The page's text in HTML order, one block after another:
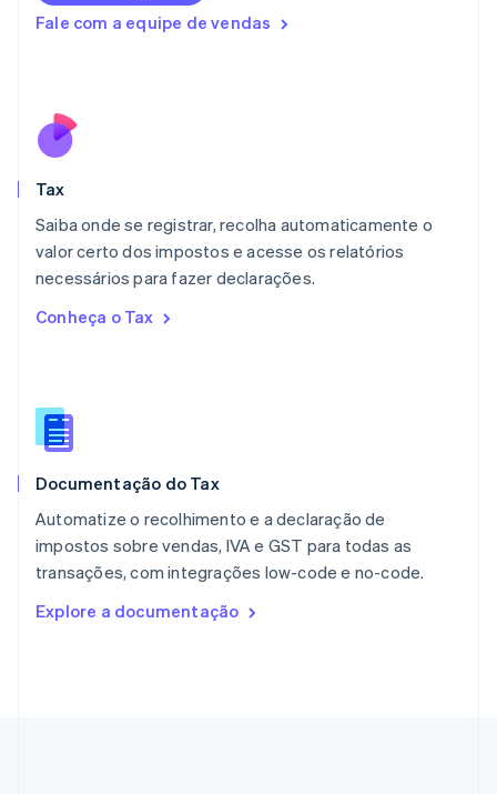
Fale com a equipe de vendas
Tax
Saiba onde se registrar, recolha automaticamente o
valor certo dos impostos e acesse os relatórios
necessários para fazer declarações.
Conheça o Tax
Documentação do Tax
Automatize o recolhimento e a declaração de
impostos sobre vendas, IVA e GST para todas as
transações, com integrações low-code e no-code.
Explore a documentação
Lituânia
English
English
Malta
Noruega
English
Nova Zelândia
Países Baixos
Portugal
Português
English简体中文
Reino Unido
República Tcheca
English
English